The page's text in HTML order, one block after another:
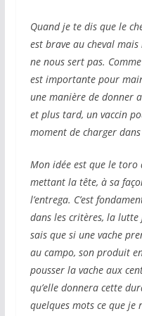
Quand je te dis que le
est brave au cheval
ne nous sert pas.
est importante pour
une manière de donner
et plus tard, un vaccin
moment de charger
Mon idée est que le toro
mettant la tête, à sa
l’entrega. C’est
dans les critères, la lutte
sais que si une vache
au campo, son produit
pousser la vache aux
qu’elle donnera cette
quelques mots ce que je